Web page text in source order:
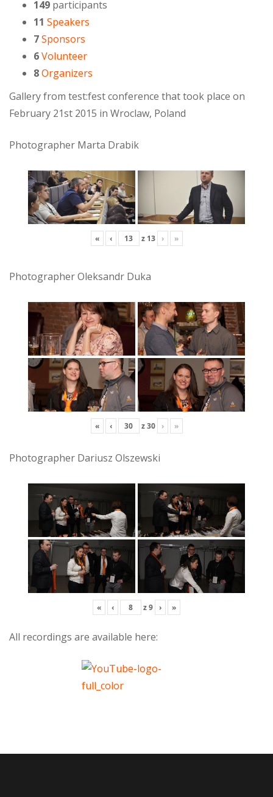
149 participants
11 Speakers
7Sponsors
6Volunteer
8Organizers
Gallery from test:fest conference that took place on
February 21st 2015 in Wroclaw, Poland
Photographer Marta Drabik
« ‹ z 13 › »
Photographer Oleksandr Duka
« ‹ z30 › »
Photographer Dariusz Olszewski
« ‹ z9 › »
All recordings are available here: